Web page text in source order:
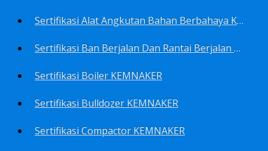
Sertifikasi Alat Angkutan Bahan Berbahaya KEMNAKER
Sertifikasi Ban Berjalan Dan Rantai Berjalan KEMNAKER
Sertifikasi Boiler KEMNAKER
Sertifikasi Bulldozer KEMNAKER
Sertifikasi Compactor KEMNAKER